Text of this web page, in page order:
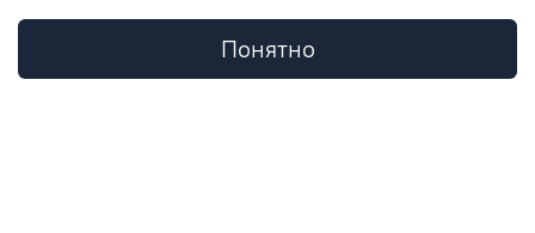
ООО "ЗАРУС Инжиниринг", ОГРН 1157746836312, ИНН
7734362952, КПП 773401001Понятно